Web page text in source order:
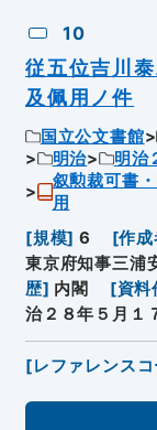
10
従五位吉川
及佩用ノ件
国立公文書館
明治
明治
叙勲裁可書
用
[規模] 6 [作
東京府知事三浦
歴] 内閣 [資料
治２８年５月１
[レファレンス